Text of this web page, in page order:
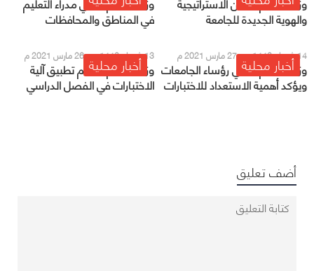
والهوية الجديدة للجامعة في المناطق والمحافظات
أخبار محلية14 شعبان 1442 هـ - 27 مارس 2021 م
وزير التعليم يلتقي رؤساء الجامعات
ويؤكد أهمية الاستعداد للاختبارات
أخبار محلية13 شعبان 1442 هـ - 26 مارس 2021 م
وزير التعليم: سيتم تطبيق آلية
الاختبارات في الفصل الدراسي
أضف تعليق